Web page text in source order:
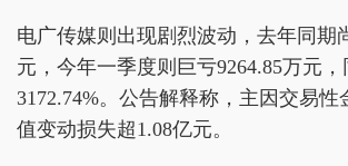
电广传媒则出现剧烈波动，去年同期
元，今年一季度则巨亏9264.85万元
3172.74%。公告解释称，主因交易性
值变动损失超1.08亿元。